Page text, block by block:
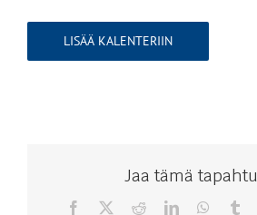
LISÄÄ KALENTERIIN
Jaa tämä
Facebook RedditLinkedIn